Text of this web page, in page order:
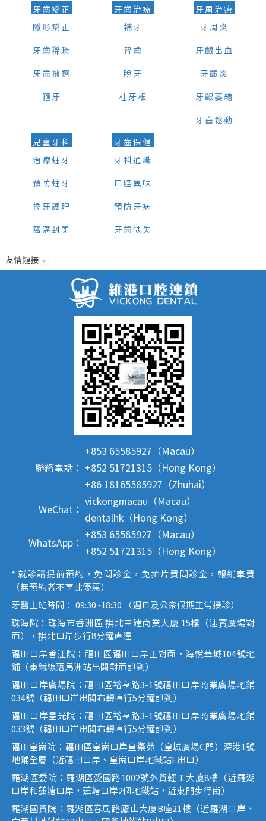
牙齒矯正
隱形矯正
牙齒稀疏
牙齒擁擠
箍牙
牙齒治療
補牙
智齒
脫牙
杜牙根
牙周治療
牙周炎
牙齦出血
牙齦炎
牙齦萎縮
牙齒鬆動
兒童牙科
治療蛀牙
預防蛀牙
換牙護理
窩溝封閉
牙齒保健
牙科通識
口腔異味
預防牙病
牙齒缺失
友情鏈接
聯絡電話：
+853 65585927（Macau）
+852 51721315（Hong Kong）
+86 18165585927（Zhuhai）
WeChat：
vickongmacau（Macau）
dentalhk（Hong Kong）
WhatsApp：
+853 65585927（Macau）
+852 51721315（Hong Kong）
* 就診請提前預約，免問診金，免拍片費問診金，報銷車費
（無預約者不享此優惠）
牙醫上班時間： 09:30~18:30 （週日及公眾假期正常接診）
珠海院：珠海市香洲區 拱北中建商業大廈 15樓（迎賓廣場對
面），拱北口岸步行8分鐘直達
福田口岸香江院：福田區福田口岸正對面，海悅華城104號地
鋪（東鐵線落馬洲站出關對面即到）
福田口岸廣場院：福田區裕亨路3-1號福田口岸商業廣場地鋪
034號（福田口岸出關右轉直行5分鐘即到）
福田口岸星光院：福田區裕亨路3-1號福田口岸商業廣場地鋪
033號（福田口岸出關右轉直行5分鐘即到）
福田皇崗院：福田區皇崗口岸皇禦苑（皇城廣場C門）深港1號
地鋪全層（近福田口岸、皇崗口岸地鐵站E出口）
羅湖區委院：羅湖區愛國路1002號外貿輕工大廈8樓（近羅湖
口岸和蓮塘口岸，蓮塘口岸2個地鐵站，近東門步行街）
羅湖國貿院：羅湖區春風路廬山大廈B座21樓（近羅湖口岸、